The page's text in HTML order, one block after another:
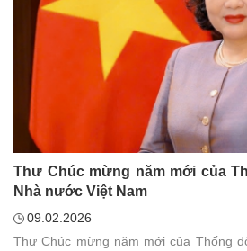
Thư Chúc mừng năm mới của
Nhà nước Việt Nam
09.02.2026
Thư Chúc mừng năm mới của Thống